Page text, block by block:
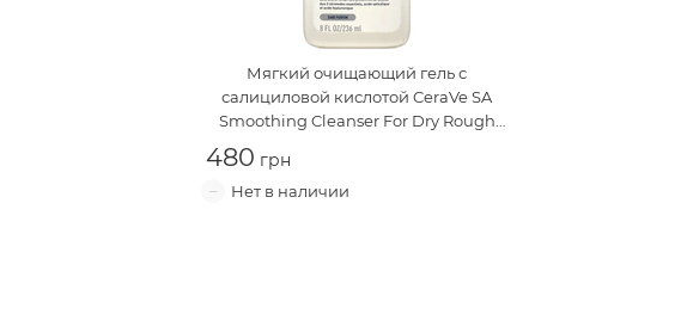
Мягкий очищающий гель с
салициловой кислотой CeraVe SA
Smoothing Cleanser For Dry Rough
480